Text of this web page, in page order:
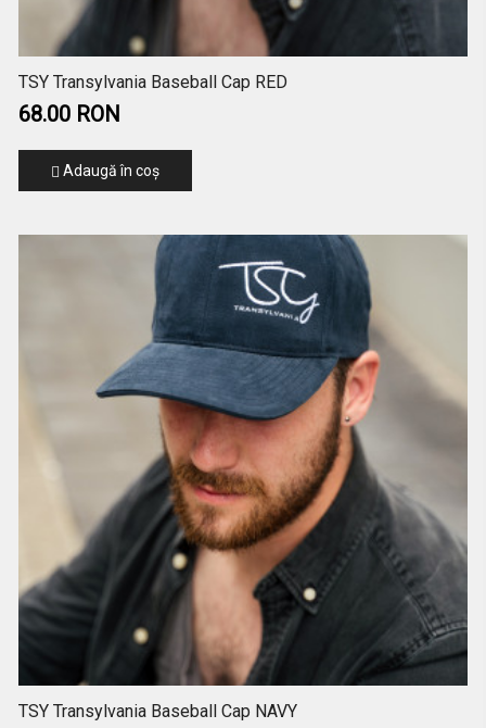
TSY Transylvania Baseball Cap RED
68.00 RON
Adaugă în coş
TSY Transylvania Baseball Cap NAVY